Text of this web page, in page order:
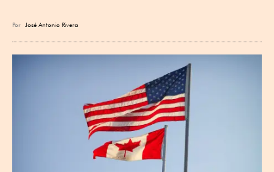
Por José Antonio Rivera